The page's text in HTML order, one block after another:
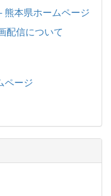
熊本県ホームページ
配信について
ページ